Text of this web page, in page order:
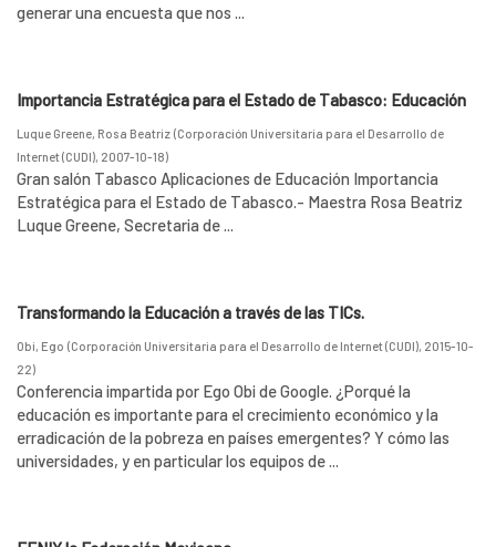
generar una encuesta que nos ...
Importancia Estratégica para el Estado de Tabasco: Educación
Luque Greene, Rosa Beatriz (Corporación Universitaria para el Desarrollo de
Internet (CUDI), 2007-10-18)
Gran salón Tabasco Aplicaciones de Educación Importancia
Estratégica para el Estado de Tabasco.- Maestra Rosa Beatriz
Luque Greene, Secretaria de ...
Transformando la Educación a través de las TICs.
Obi, Ego (Corporación Universitaria para el Desarrollo de Internet (CUDI), 2015-10-
22)
Conferencia impartida por Ego Obi de Google. ¿Porqué la
educación es importante para el crecimiento económico y la
erradicación de la pobreza en países emergentes? Y cómo las
universidades, y en particular los equipos de ...